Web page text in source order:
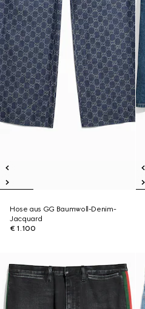
Hose aus GG Baumwoll-Denim-
Jacquard
€ 1.100